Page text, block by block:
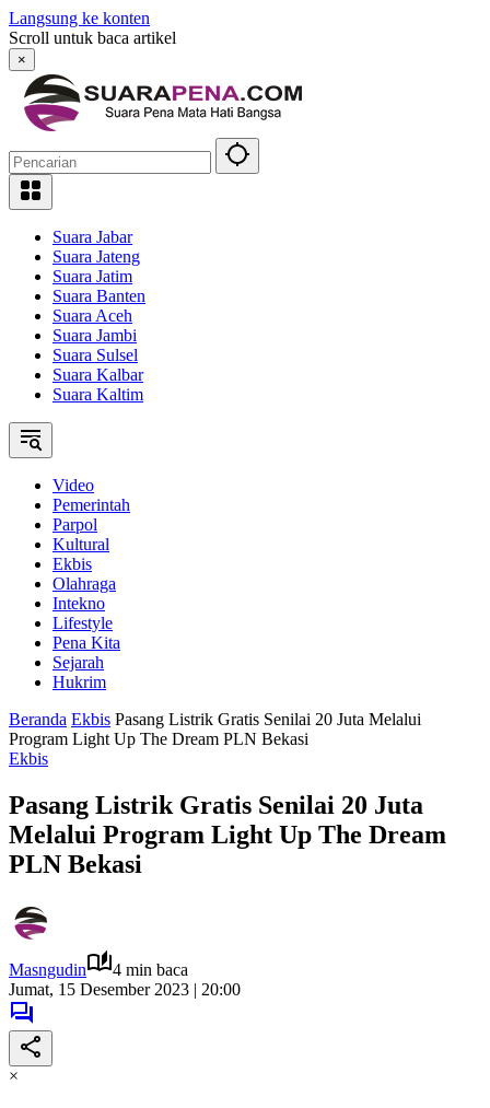
Langsung ke konten
Scroll untuk baca artikel
×
Suara Jabar
Suara Jateng
Suara Jatim
Suara Banten
Suara Aceh
Suara Jambi
Suara Sulsel
Suara Kalbar
Suara Kaltim
Video
Pemerintah
Parpol
Kultural
Ekbis
Olahraga
Intekno
Lifestyle
Pena Kita
Sejarah
Hukrim
Beranda Ekbis Pasang Listrik Gratis Senilai 20 Juta Melalui
Program Light Up The Dream PLN Bekasi
Ekbis
Pasang Listrik Gratis Senilai 20 Juta
Melalui Program Light Up The Dream
PLN Bekasi
Masngudin
4 min baca
Jumat, 15 Desember 2023 | 20:00
×